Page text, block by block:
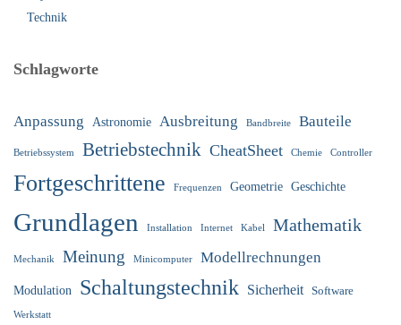
Technik
Schlagworte
Anpassung Astronomie Ausbreitung Bandbreite Bauteile
Betriebssystem Betriebstechnik CheatSheet Chemie Controller
Fortgeschrittene Frequenzen Geometrie Geschichte
Grundlagen Installation Internet Kabel Mathematik
Mechanik Meinung Minicomputer Modellrechnungen
Modulation Schaltungstechnik Sicherheit Software
Werkstatt